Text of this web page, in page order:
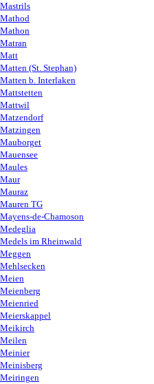
Mastrils
Mathod
Mathon
Matran
Matt
Matten (St. Stephan)
Matten b. Interlaken
Mattstetten
Mattwil
Matzendorf
Matzingen
Mauborget
Mauensee
Maules
Maur
Mauraz
Mauren TG
Mayens-de-Chamoson
Medeglia
Medels im Rheinwald
Meggen
Mehlsecken
Meien
Meienberg
Meienried
Meierskappel
Meikirch
Meilen
Meinier
Meinisberg
Meiringen